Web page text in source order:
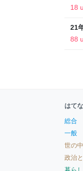
る
18
21
つ
88
はて
総合
一般
世の中
政治